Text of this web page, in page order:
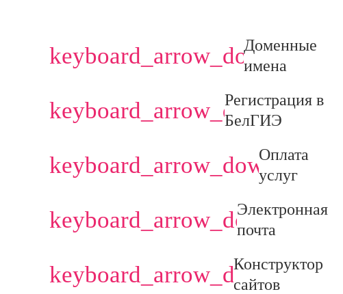
Доменные
имена
keyboard_arrow_down
Регистрация в
БелГИЭ
keyboard_arrow_down
Оплата
услуг
keyboard_arrow_down
Электронная
почта
keyboard_arrow_down
Конструктор
сайтов
keyboard_arrow_down